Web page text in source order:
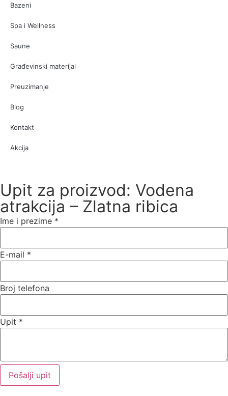
Bazeni
Spa i Wellness
Saune
Građevinski materijal
Preuzimanje
Blog
Kontakt
Akcija
Upit za proizvod: Vodena
atrakcija – Zlatna ribica
Ime i prezime *
E-mail *
Broj telefona
Upit *
Pošalji upit